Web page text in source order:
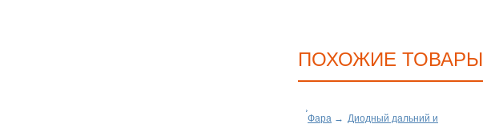
ПОХОЖИЕ ТОВАРЫ
Фара → Диодный дальний и